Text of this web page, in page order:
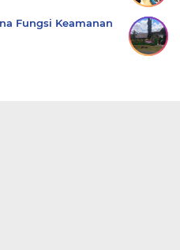
Fungsi Keamanan